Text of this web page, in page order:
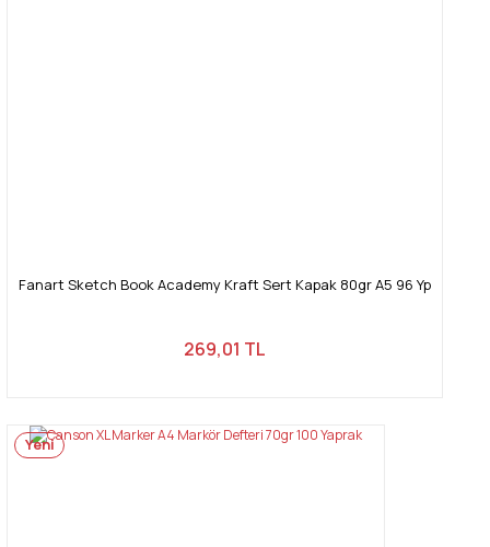
Fanart Sketch Book Academy Kraft Sert Kapak 80gr A5 96 Yp
269,01 TL
Yeni